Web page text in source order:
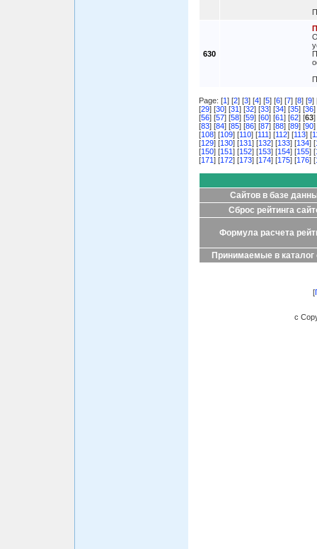
630
Page: [1] [2] [3] [4] [5] [6] [7] [8] [9]
[29] [30] [31] [32] [33] [34] [35] [36]
[56] [57] [58] [59] [60] [61] [62] [63]
[83] [84] [85] [86] [87] [88] [89] [90]
[108] [109] [110] [111] [112] [113] [
[129] [130] [131] [132] [133] [134] [
[150] [151] [152] [153] [154] [155] [
[171] [172] [173] [174] [175] [176] [
Сайтов в базе
Сброс рейтинга
Формула расчета
Принимаемые в каталог
[
c